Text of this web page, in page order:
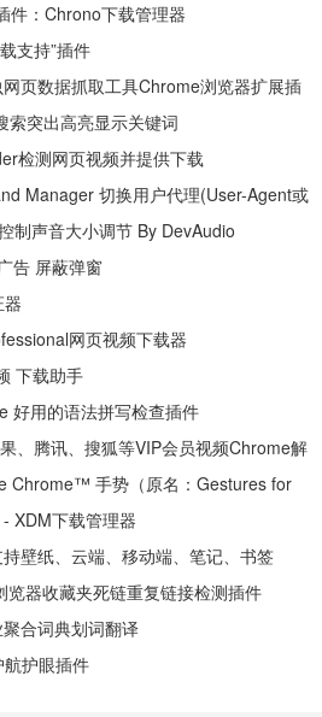
件：Chrono下载管理器
支持”插件
页数据抓取工具Chrome浏览器扩展插
索突出高亮显示关键词
检测网页视频并提供下载
Manager 切换用户代理(User-Agent或
制声音大小调节 By DevAudio
告 屏蔽弹窗
网页视频下载器
下载助手
好用的语法拼写检查插件
、腾讯、搜狐等VIP会员视频Chrome解
Chrome™ 手势（原名：Gestures for
XDM下载管理器
壁纸、云端、移动端、笔记、书签
器收藏夹死链重复链接检测插件
合词典划词翻译
护眼插件